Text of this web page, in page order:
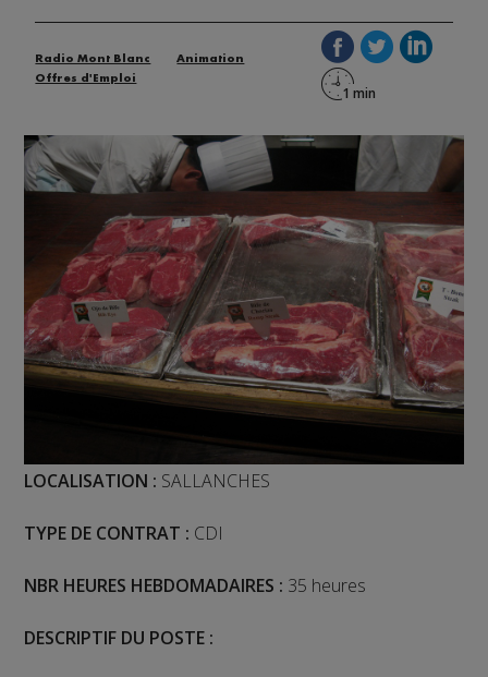
Radio Mont Blanc
Animation
Offres d'Emploi
LOCALISATION : SALLANCHES
TYPE DE CONTRAT : CDI
NBR HEURES HEBDOMADAIRES : 35 heures
DESCRIPTIF DU POSTE :